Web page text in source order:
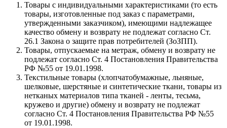
Товары с индивидуальными характеристиками (то есть
товары, изготовленные под заказ с параметрами,
утвержденными заказчиком), имеющими надлежащее
качество обмену и возврату не подлежат согласно Ст.
26.1 Закона о защите прав потребителей (ЗоЗПП).
Товары, отпускаемые на метраж, обмену и возврату не
подлежат согласно Ст. 4 Постановления Правительства
РФ №55 от 19.01.1998.
Текстильные товары (хлопчатобумажные, льняные,
шелковые, шерстяные и синтетические ткани, товары из
нетканых материалов типа тканей - ленты, тесьма,
кружево и другие) обмену и возврату не подлежат
согласно Ст. 4 Постановления Правительства РФ №55
от 19.01.1998.